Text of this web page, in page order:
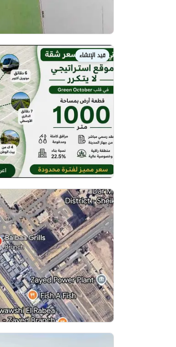
قيد الإنشاء